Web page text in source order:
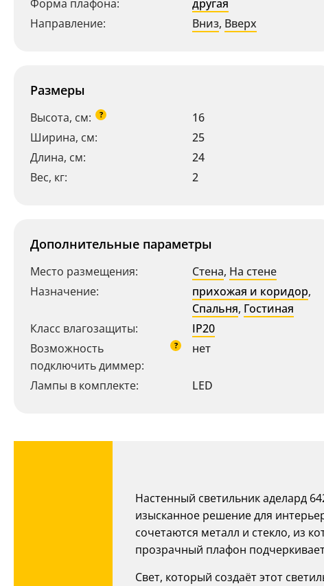
- бесплатно по России
- бесплатная доставка
Форма плафона:
другая
Направление:
Вниз, Вверх
Размеры
Высота, см: ?
16
Ширина, см:
25
Длина, см:
24
Вес, кг:
2
Дополнительные параметры
Место размещения: Стена, На стене
Назначение:
прихожая и коридор,
Спальня, Гостиная
Класс влагозащиты:
IP20
Возможность
подключить диммер:
? нет
Лампы в комплекте: LED
Настенный светильник аделард
изысканное решение для
сочетаются металл и стекло, из
прозрачный плафон
Свет, который создаёт этот